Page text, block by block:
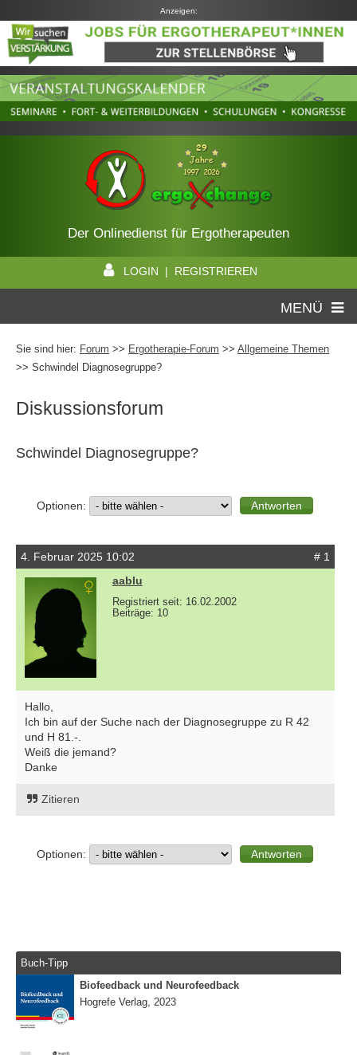
Anzeigen:
Der Onlinedienst für Ergotherapeuten
LOGIN | REGISTRIEREN
MENÜ
Sie sind hier: Forum >> Ergotherapie-Forum >> Allgemeine Themen
>> Schwindel Diagnosegruppe?
Diskussionsforum
Schwindel Diagnosegruppe?
Optionen:
4. Februar 2025 10:02
# 1
aablu
Registriert seit: 16.02.2002
Beiträge: 10
Hallo,
Ich bin auf der Suche nach der Diagnosegruppe zu R 42
und H 81.-.
Weiß die jemand?
Danke
Zitieren
Optionen:
Buch-Tipp
Biofeedback und Neurofeedback
Hogrefe Verlag, 2023